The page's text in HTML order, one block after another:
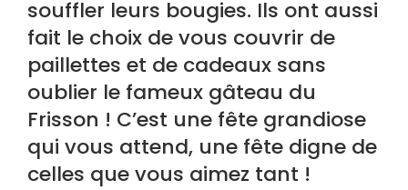
souffler leurs bougies. Ils ont aussi
fait le choix de vous couvrir de
paillettes et de cadeaux sans
oublier le fameux gâteau du
Frisson ! C’est une fête grandiose
qui vous attend, une fête digne de
celles que vous aimez tant !